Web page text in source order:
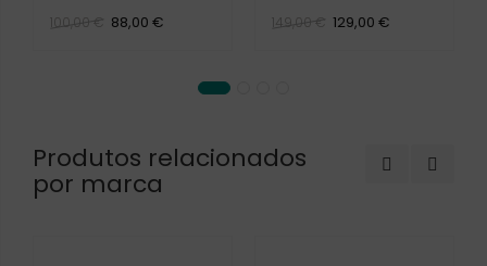
100,00 € 88,00 € 149,00 € 129,00 €
Produtos relacionados
por marca